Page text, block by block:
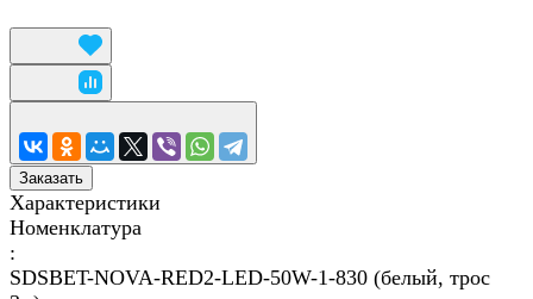
Заказать
Характеристики
Номенклатура
:
SDSBET-NOVA-RED2-LED-50W-1-830 (белый, трос